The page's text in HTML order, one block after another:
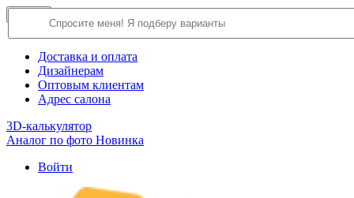
О компании
Доставка и оплата
Дизайнерам
Оптовым клиентам
Адрес салона
3D-калькулятор
Аналог по фото Новинка
Войти